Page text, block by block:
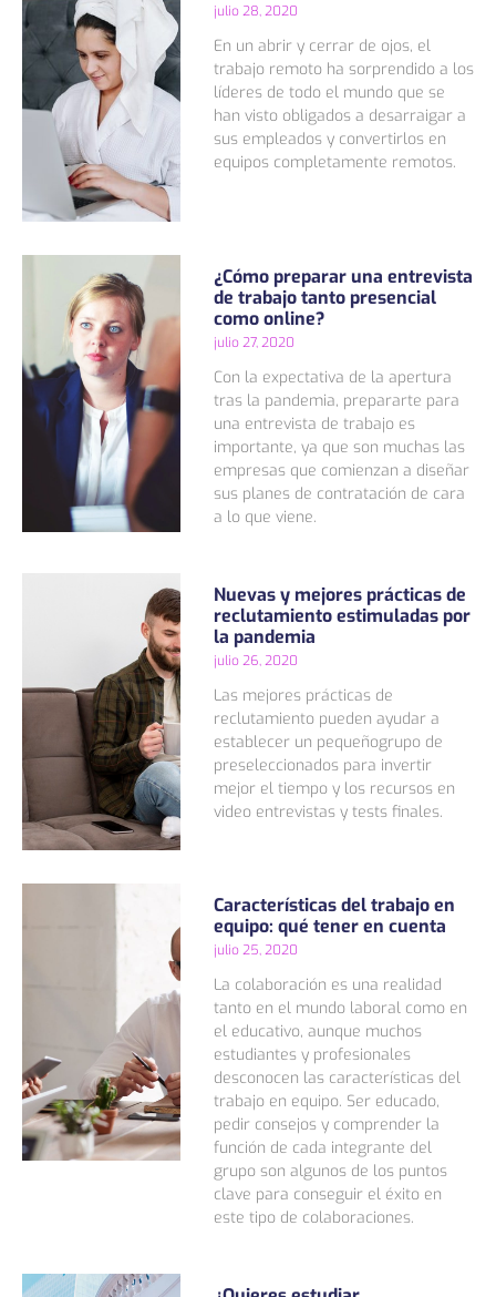
julio 28, 2020
En un abrir y cerrar de ojos, el
trabajo remoto ha sorprendido a los
líderes de todo el mundo que se
han visto obligados a desarraigar a
sus empleados y convertirlos en
equipos completamente remotos.
¿Cómo preparar una entrevista
de trabajo tanto presencial
como online?
julio 27, 2020
Con la expectativa de la apertura
tras la pandemia, prepararte para
una entrevista de trabajo es
importante, ya que son muchas las
empresas que comienzan a diseñar
sus planes de contratación de cara
a lo que viene.
Nuevas y mejores prácticas de
reclutamiento estimuladas por
la pandemia
julio 26, 2020
Las mejores prácticas de
reclutamiento pueden ayudar a
establecer un pequeñogrupo de
preseleccionados para invertir
mejor el tiempo y los recursos en
video entrevistas y tests finales.
Características del trabajo en
equipo: qué tener en cuenta
julio 25, 2020
La colaboración es una realidad
tanto en el mundo laboral como en
el educativo, aunque muchos
estudiantes y profesionales
desconocen las características del
trabajo en equipo. Ser educado,
pedir consejos y comprender la
función de cada integrante del
grupo son algunos de los puntos
clave para conseguir el éxito en
este tipo de colaboraciones.